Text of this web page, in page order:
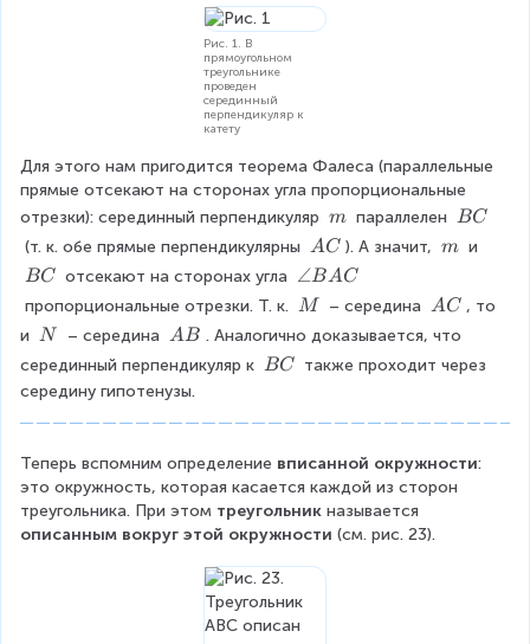
A A
B
Рис. 1. В
прямоугольном
треугольнике
проведен
серединный
перпендикуляр к
катету
Для этого нам пригодится теорема Фалеса (параллельные
прямые отсекают на сторонах угла пропорциональные
отрезки): серединный перпендикуляр \
\
m
m параллелен \
\
BC
(т. к. обе прямые перпендикулярны \
\
A
C
AC ). А значит, \
m
m и
\
\
C
BC отсекают на сторонах угла \
a
g
le
A
∠BAC
пропорциональные отрезки. Т. к. \
\
M – середина \
\
C
AC , то
и \
\
N
N – середина \
\
A
B
AB . Аналогично доказывается, что
серединный перпендикуляр к \
BC
также проходит через
середину гипотенузы.
Теперь вспомним определение вписанной окружности:
это окружность, которая касается каждой из сторон
треугольника. При этом треугольник называется
описанным вокруг этой окружности (см. рис. 23).